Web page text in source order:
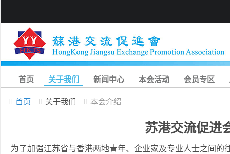
首页 关于我们 新闻中心 本会活动 会员专区
首页 关于我们 本会介绍
苏港交流促进
为了加强江苏省与香港两地青年、企业家及专业人士之间的